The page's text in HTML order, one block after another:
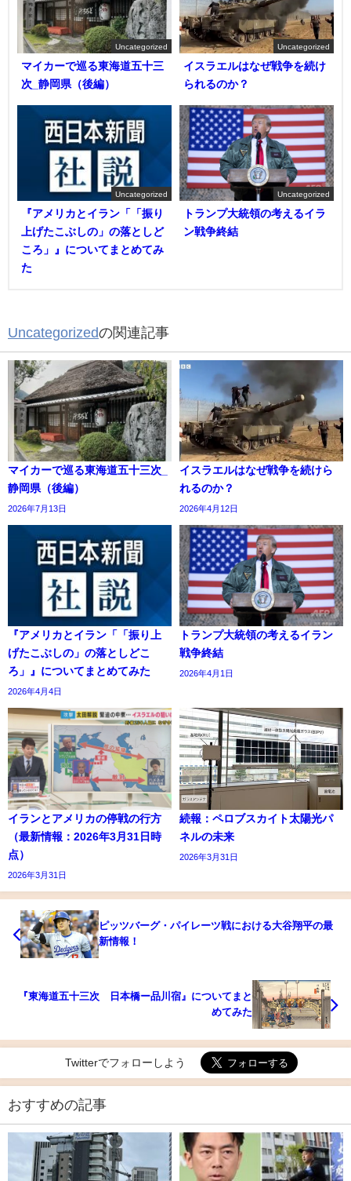
Uncategorized
マイカーで巡る東海道五十三
次_静岡県（後編）
Uncategorized
イスラエルはなぜ戦争を続け
られるのか？
Uncategorized
『アメリカとイラン「「振り
上げたこぶしの」の落としど
ころ」』についてまとめてみ
た
Uncategorized
トランプ大統領の考えるイラ
ン戦争終結
Uncategorizedの関連記事
マイカーで巡る東海道五十三次_
静岡県（後編）
2026年7月13日
イスラエルはなぜ戦争を続けら
れるのか？
2026年4月12日
『アメリカとイラン「「振り上
げたこぶしの」の落としどこ
ろ」』についてまとめてみた
2026年4月4日
トランプ大統領の考えるイラン
戦争終結
2026年4月1日
イランとアメリカの停戦の行方
（最新情報：2026年3月31日時
点）
2026年3月31日
続報：ペロブスカイト太陽光パ
ネルの未来
2026年3月31日
ピッツバーグ・パイレーツ戦における大谷翔平の最
新情報！
『東海道五十三次 日本橋ー品川宿』についてまと
めてみた
Twitterでフォローしよう
おすすめの記事